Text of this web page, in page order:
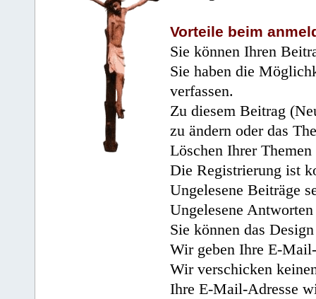
Vorteile beim
Sie können Ihren
Sie haben die
verfassen.
Zu diesem Beitrag
zu ändern oder das
Löschen Ihrer
Die Registrierung ist
Ungelesene Beiträge
Ungelesene
Sie können das
Wir geben Ihre E-
Wir verschicken
Ihre E-Mail-Adresse